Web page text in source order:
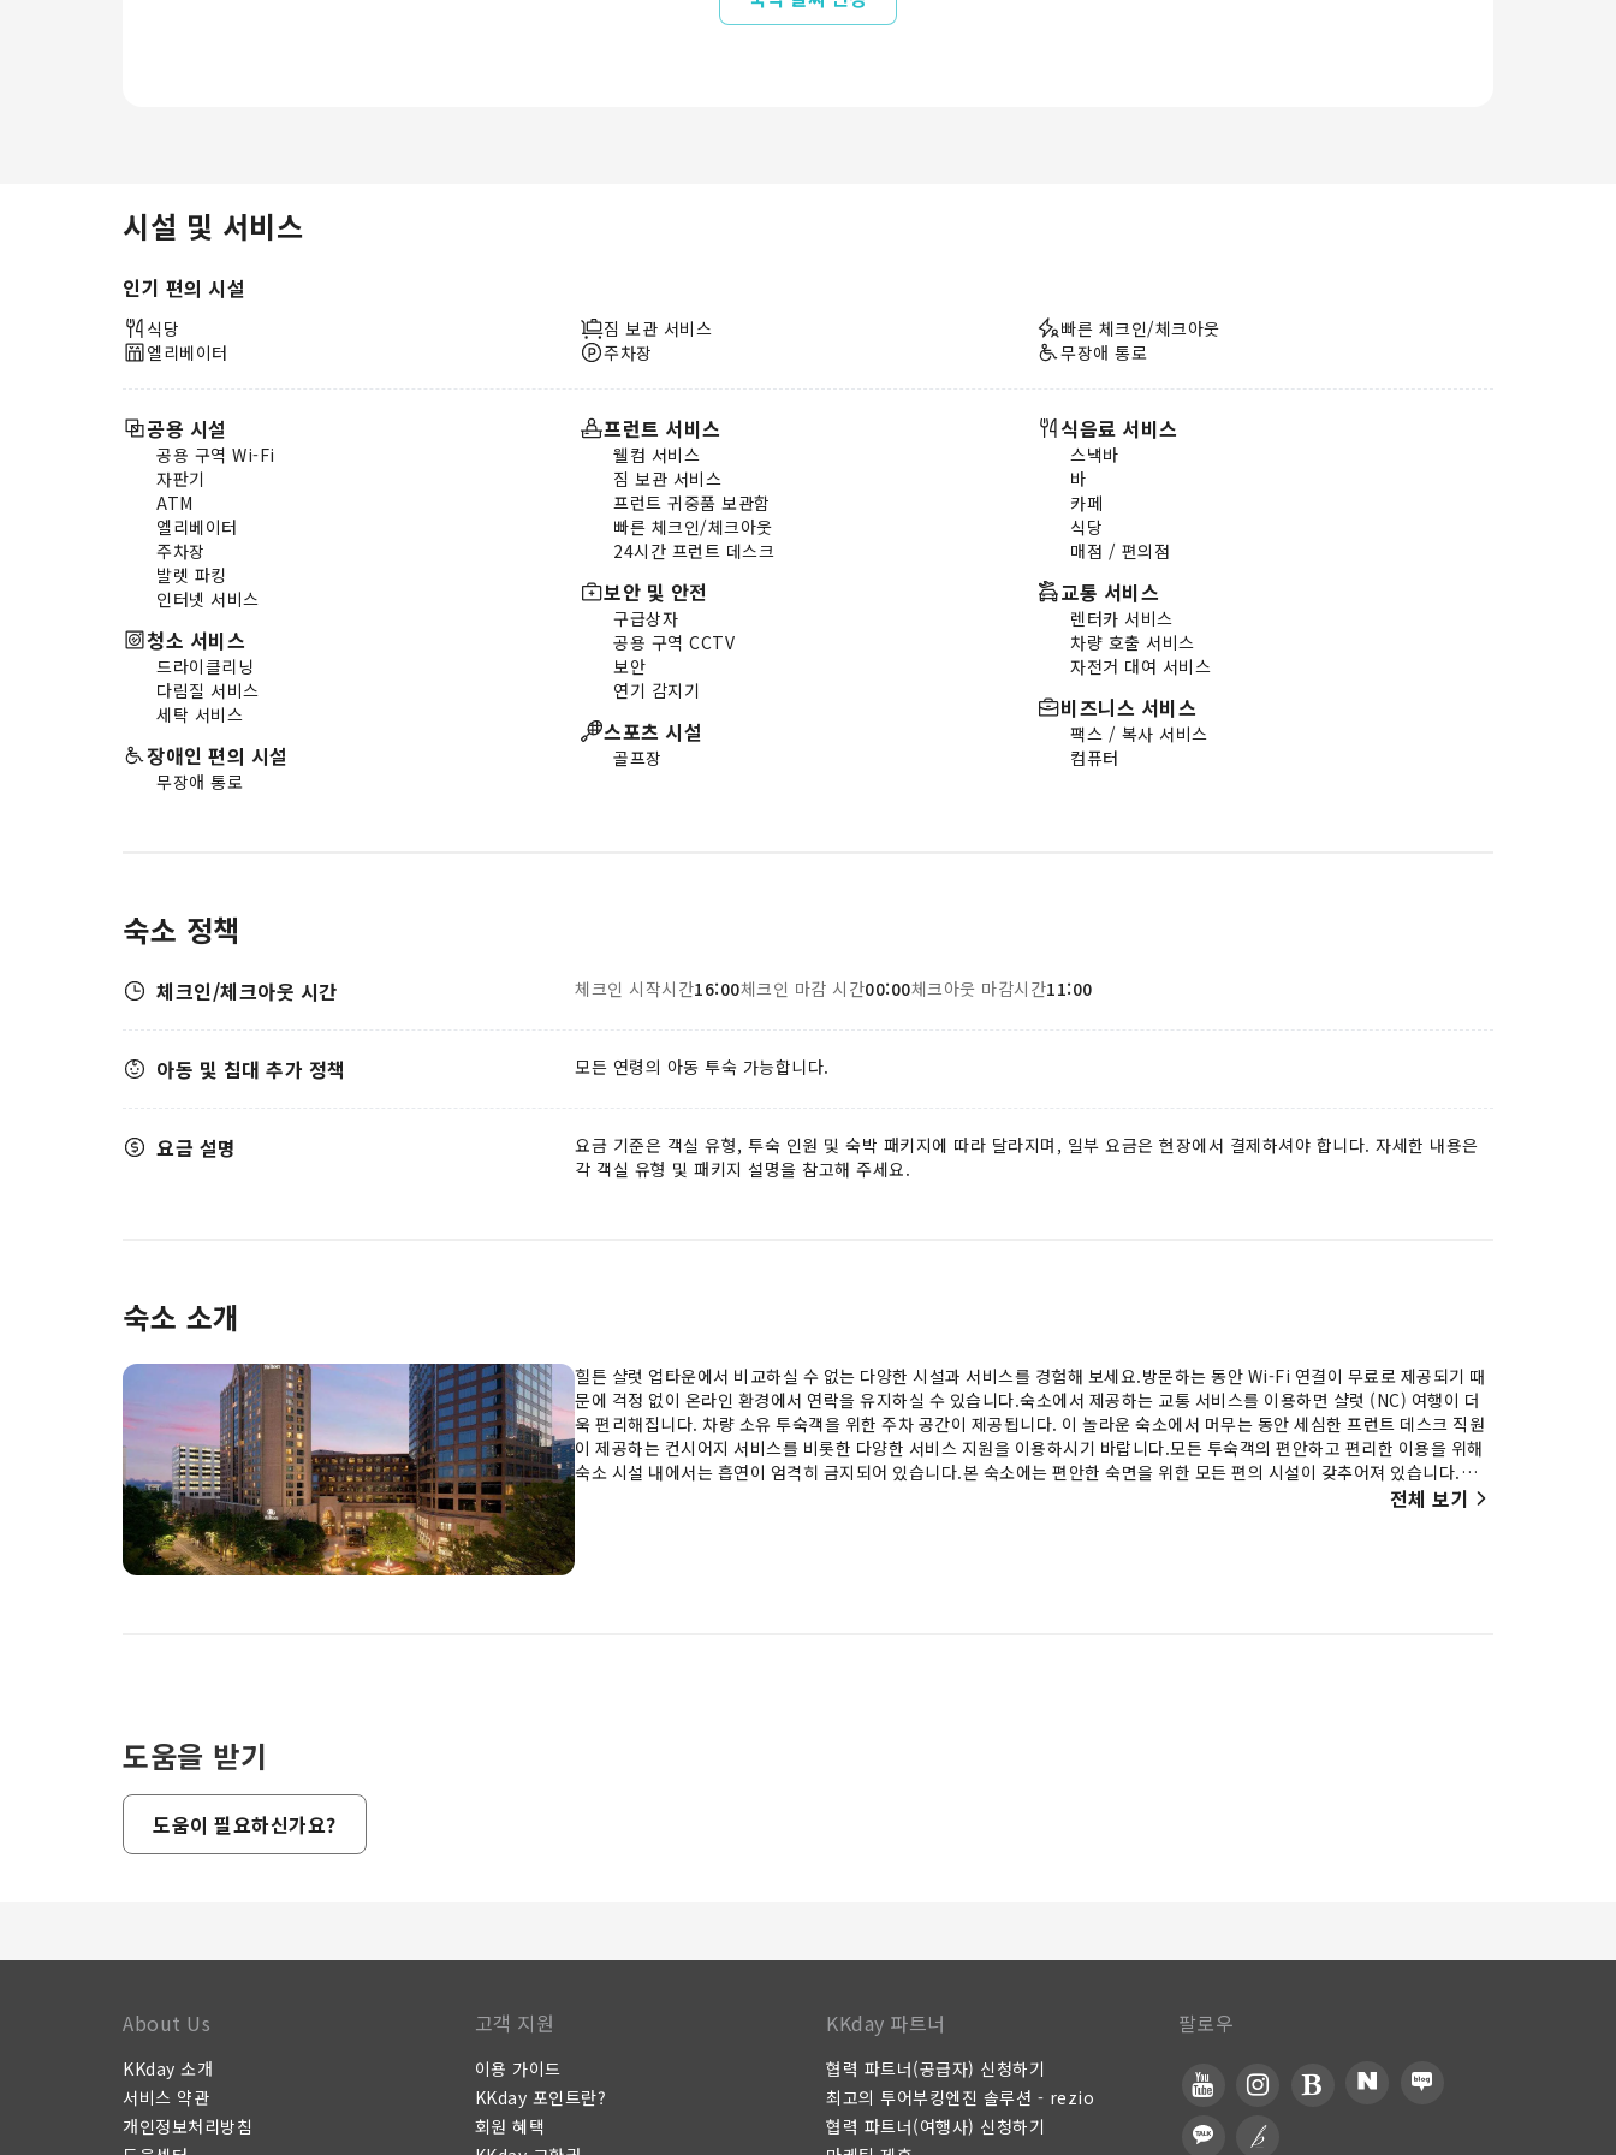
기 때문에 언제든지 편리하게 매력적
인 식사 시간을 보낼 수 있습니다. 숙
은 일행들과 숙소 밖으로 모험을 떠
시설 및 서비스
인기 편의 시설
식당
엘리베이터
짐 보관 서비스
주차장
빠른 체크인/체크아웃
무장애 통로
공용 시설
공용 구역 Wi-Fi
자판기
ATM
엘리베이터
주차장
발렛 파킹
인터넷 서비스
청소 서비스
드라이클리닝
다림질 서비스
세탁 서비스
장애인 편의 시설
무장애 통로
프런트 서비스
웰컴 서비스
짐 보관 서비스
프런트 귀중품 보관함
빠른 체크인/체크아웃
24시간 프런트 데스크
보안 및 안전
구급상자
공용 구역 CCTV
보안
연기 감지기
스포츠 시설
골프장
식음료 서비스
스낵바
바
카페
식당
매점 / 편의점
교통 서비스
렌터카 서비스
차량 호출 서비스
자전거 대여 서비스
비즈니스 서비스
팩스 / 복사 서비스
컴퓨터
숙소 정책
체크인/체크아웃 시간 체크인 시작시간16:00체크인 마감 시간00:00체크아웃 마감시간11:00
아동 및 침대 추가 정책 모든 연령의 아동 투숙 가능합니다.
요금 설명
요금 기준은 객실 유형, 투숙 인원 및 숙박 패키지에 따라 달라지며, 일부 요금은 현장에서 결제하셔야 합니다. 자세한 내용은
각 객실 유형 및 패키지 설명을 참고해 주세요.
숙소 소개
힐튼 샬럿 업타운에서 비교하실 수 없는 다양한 시설과 서비스를 경험해 보세요.방문하는 동안 Wi-Fi 연결이 무료로 제공되기 때
문에 걱정 없이 온라인 환경에서 연락을 유지하실 수 있습니다.숙소에서 제공하는 교통 서비스를 이용하면 샬럿 (NC) 여행이 더
욱 편리해집니다. 차량 소유 투숙객을 위한 주차 공간이 제공됩니다. 이 놀라운 숙소에서 머무는 동안 세심한 프런트 데스크 직원
이 제공하는 컨시어지 서비스를 비롯한 다양한 서비스 지원을 이용하시기 바랍니다.모든 투숙객의 편안하고 편리한 이용을 위해
숙소 시설 내에서는 흡연이 엄격히 금지되어 있습니다.본 숙소에는 편안한 숙면을 위한 모든 편의 시설이 갖추어져 있습니다.일부
객실에는 에어컨 또는 린넨 서비스가 제공되어 편안하고 편리한 숙박 경험을 보장합니다.일부 객실에는 객실 내 비디오 스트리밍,
전체 보기
도움을 받기
도움이 필요하신가요?
About Us
KKday 소개
서비스 약관
개인정보처리방침
고객 지원
이용 가이드
KKday 포인트란?
회원 혜택
KKday 파트너
협력 파트너(공급자) 신청하기
최고의 투어부킹엔진 솔루션 - rezio
협력 파트너(여행사) 신청하기
팔로우